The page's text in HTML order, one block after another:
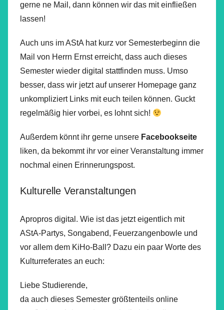
gerne ne Mail, dann können wir das mit einfließen
lassen!
Auch uns im AStA hat kurz vor Semesterbeginn die
Mail von Herrn Ernst erreicht, dass auch dieses
Semester wieder digital stattfinden muss. Umso
besser, dass wir jetzt auf unserer Homepage ganz
unkompliziert Links mit euch teilen können. Guckt
regelmäßig hier vorbei, es lohnt sich!
Außerdem könnt ihr gerne unsere Facebookseite
liken, da bekommt ihr vor einer Veranstaltung immer
nochmal einen Erinnerungspost.
Kulturelle Veranstaltungen
Apropros digital. Wie ist das jetzt eigentlich mit
AStA-Partys, Songabend, Feuerzangenbowle und
vor allem dem KiHo-Ball? Dazu ein paar Worte des
Kulturreferates an euch:
Liebe Studierende,
da auch dieses Semester größtenteils online